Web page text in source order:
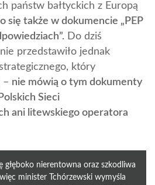
państw bałtyckich z Europą
się także w dokumencie „PEP
Do dziś
przedstawiło jednak
który
– nie mówią o tym dokumenty
Sieci
ani litewskiego operatora
głęboko nierentowna oraz szkodliwa
minister Tchórzewski wymyśla